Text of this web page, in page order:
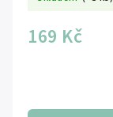
169 Kč